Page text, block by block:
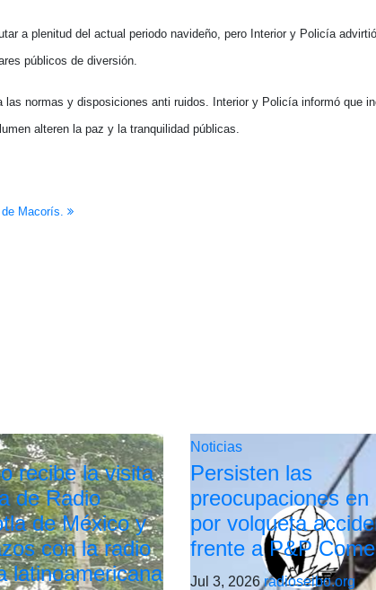
a plenitud del actual periodo navideño, pero Interior y Policía
públicos de diversión.
normas y disposiciones anti ruidos. Interior y Policía informó que
alteren la paz y la tranquilidad públicas.
Macorís.
recibe la visita
de Radio
de México y
con la radio
latinoamericana
Noticias
Persisten las
preocupaciones en
por volqueta
frente a P&P
Jul 3, 2026radioseibo.org